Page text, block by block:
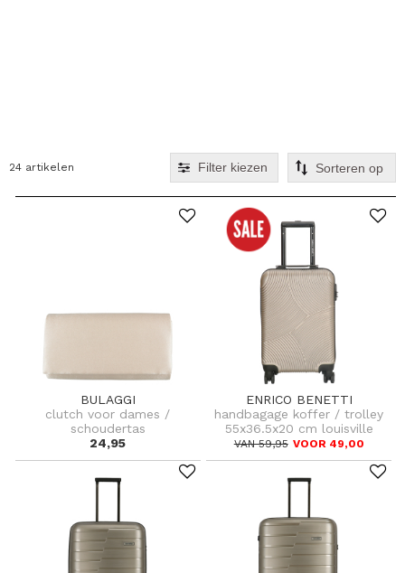
24 artikelen Filter kiezen
BULAGGI
clutch voor dames /
schoudertas
24,95
ENRICO BENETTI
handbagage koffer / trolley
55x36.5x20 cm louisville
VAN 59,95 VOOR 49,00